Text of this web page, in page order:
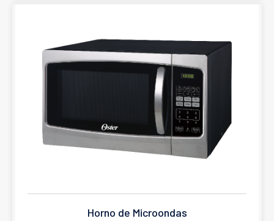
Horno de Microondas